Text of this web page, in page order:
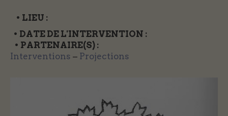
• LIEU :
• DATE DE L'INTERVENTION :
• PARTENAIRE(S) :
Interventions – Projections